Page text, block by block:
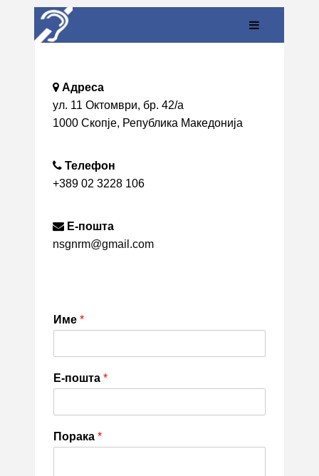
Адреса
ул. 11 Октомври, бр. 42/а
1000 Скопје, Република Македонија
Телефон
+389 02 3228 106
Е-пошта
nsgnrm@gmail.com
Име *
Е-пошта *
Порака *